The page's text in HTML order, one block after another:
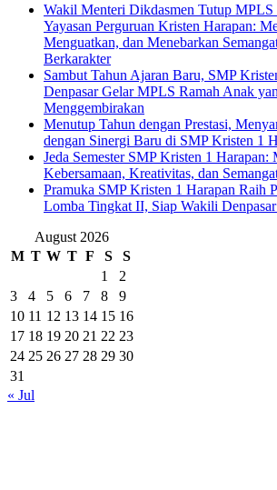
Wakil Menteri Dikdasmen Tutup MPLS
Yayasan Perguruan Kristen Harapan:
Menguatkan, dan Menebarkan
Berkarakter
Sambut Tahun Ajaran Baru, SMP
Denpasar Gelar MPLS Ramah Anak
Menggembirakan
Menutup Tahun dengan Prestasi,
dengan Sinergi Baru di SMP Kristen 1
Jeda Semester SMP Kristen 1 Harapan:
Kebersamaan, Kreativitas, dan
Pramuka SMP Kristen 1 Harapan Raih
Lomba Tingkat II, Siap Wakili
August 2026
M T W T F S
S
1
2
3
4 5 6 7 8
9
10 11 12 13 14 15 16
17 18 19 20 21 22 23
24 25 26 27 28 29 30
31
« Jul